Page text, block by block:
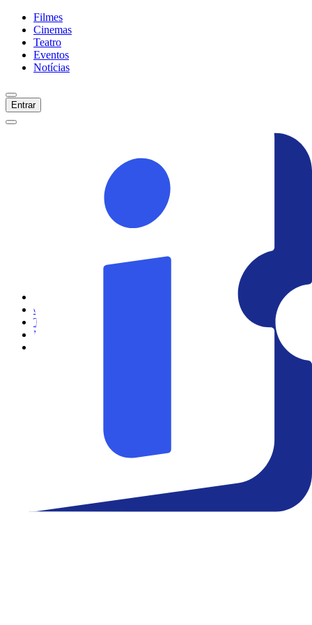
Filmes
Cinemas
Teatro
Eventos
Notícias
Entrar
Cinemas
Teatro
Eventos